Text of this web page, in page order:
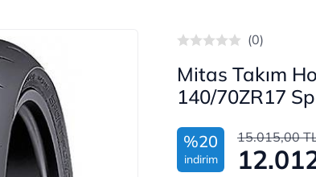
(0)
Mitas Takım
140/70ZR17
%20
indirim
15.015,00